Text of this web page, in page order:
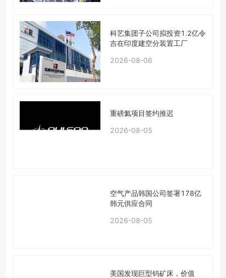
科艺集团子公司拟投资1.2亿令
吉在印度建空分装置工厂
2026-08-06
重磅氦项目签约推迟
2026-08-05
空气产品韩国公司签署178亿
韩元供应合同
2026-08-05
美国发现巨型钨矿床，价值